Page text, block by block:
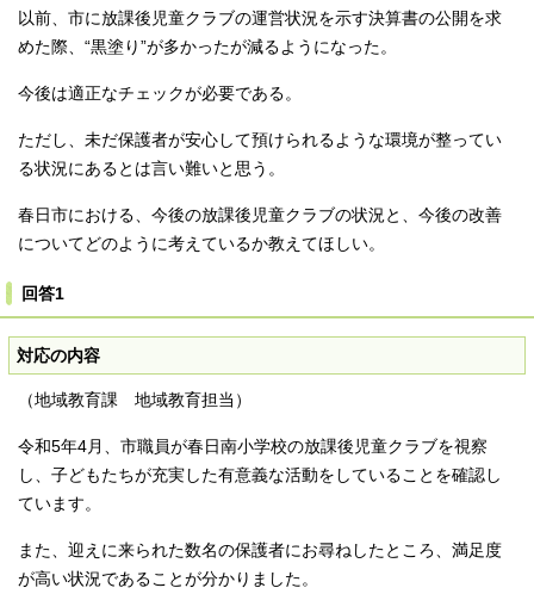
以前、市に放課後児童クラブの運営状況を示す決算書の公開を求
めた際、“黒塗り”が多かったが減るようになった。
今後は適正なチェックが必要である。
ただし、未だ保護者が安心して預けられるような環境が整ってい
る状況にあるとは言い難いと思う。
春日市における、今後の放課後児童クラブの状況と、今後の改善
についてどのように考えているか教えてほしい。
回答1
対応の内容
（地域教育課 地域教育担当）
令和5年4月、市職員が春日南小学校の放課後児童クラブを視察
し、子どもたちが充実した有意義な活動をしていることを確認し
ています。
また、迎えに来られた数名の保護者にお尋ねしたところ、満足度
が高い状況であることが分かりました。